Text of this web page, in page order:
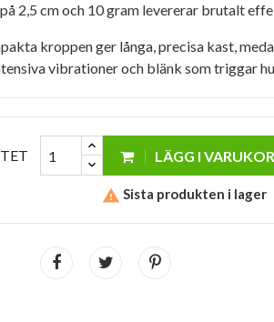
2,5 cm och 10 gram levererar brutalt
kroppen ger långa, precisa kast,
vibrationer och blänk som triggar
LÄGG I
 Sista produkten i lager